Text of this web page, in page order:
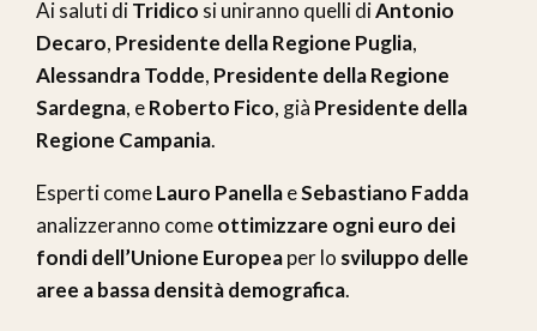
Ai saluti diTridico si uniranno quelli diAntonio
Decaro, Presidente della Regione Puglia,
Alessandra Todde, Presidente della Regione
Sardegna, eRoberto Fico, già Presidente della
Regione Campania.
Esperti comeLauro PanellaeSebastiano Fadda
analizzeranno comeottimizzare ogni euro dei
fondi dell’Unione Europeaper lo sviluppo delle
aree a bassa densità demografica.